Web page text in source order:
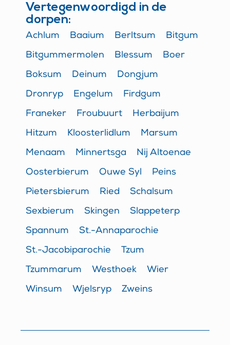
Vertegenwoordigd in de
dorpen:
Achlum Baaium Berltsum Bitgum
Bitgummermolen Blessum Boer
Boksum Deinum Dongjum
Dronryp Engelum Firdgum
Franeker Froubuurt Herbaijum
Hitzum Kloosterlidlum Marsum
Menaam Minnertsga Nij Altoenae
Oosterbierum Ouwe Syl Peins
Pietersbierum Ried Schalsum
Sexbierum Skingen Slappeterp
Spannum St.-Annaparochie
St.-Jacobiparochie Tzum
Tzummarum Westhoek Wier
Winsum Wjelsryp Zweins